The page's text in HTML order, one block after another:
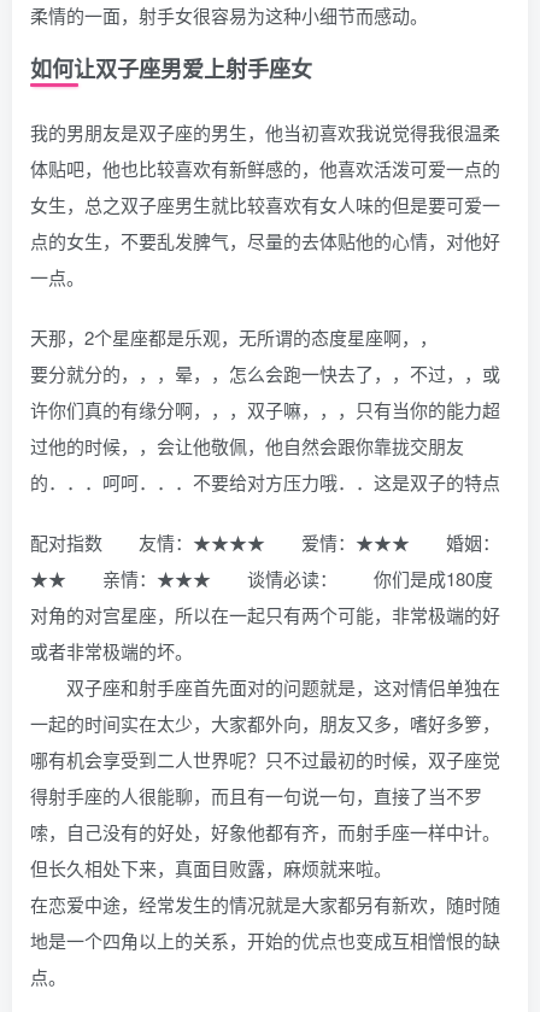
柔情的一面，射手女很容易为这种小细节而感动。
如何让双子座男爱上射手座女
我的男朋友是双子座的男生，他当初喜欢我说觉得我很温柔
体贴吧，他也比较喜欢有新鲜感的，他喜欢活泼可爱一点的
女生，总之双子座男生就比较喜欢有女人味的但是要可爱一
点的女生，不要乱发脾气，尽量的去体贴他的心情，对他好
一点。
天那，2个星座都是乐观，无所谓的态度星座啊，，
要分就分的，，，晕，，怎么会跑一快去了，，不过，，或
许你们真的有缘分啊，，，双子嘛，，，只有当你的能力超
过他的时候，，会让他敬佩，他自然会跟你靠拢交朋友
的．．．呵呵．．．不要给对方压力哦．．这是双子的特点
配对指数 友情：★★★★ 爱情：★★★ 婚姻：
★★ 亲情：★★★ 谈情必读： 你们是成180度
对角的对宫星座，所以在一起只有两个可能，非常极端的好
或者非常极端的坏。
双子座和射手座首先面对的问题就是，这对情侣单独在
一起的时间实在太少，大家都外向，朋友又多，嗜好多箩，
哪有机会享受到二人世界呢？只不过最初的时候，双子座觉
得射手座的人很能聊，而且有一句说一句，直接了当不罗
嗦，自己没有的好处，好象他都有齐，而射手座一样中计。
但长久相处下来，真面目败露，麻烦就来啦。
在恋爱中途，经常发生的情况就是大家都另有新欢，随时随
地是一个四角以上的关系，开始的优点也变成互相憎恨的缺
点。